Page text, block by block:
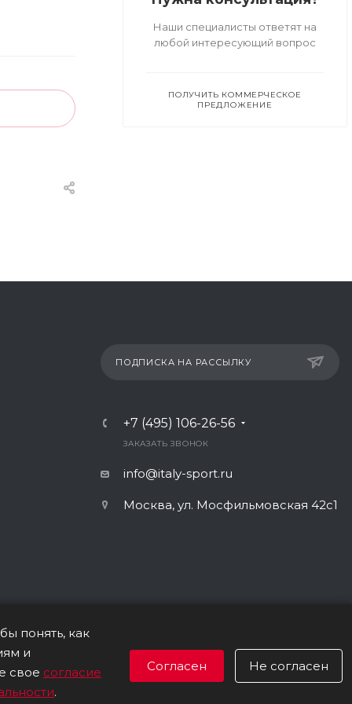
Наши специалисты ответят на
любой интересующий вопрос
ПОЛУЧИТЬ КОММЕРЧЕСКОЕ
ПРЕДЛОЖЕНИЕ
ПОДПИСКА НА РАССЫЛКУ
+7 (495) 106-26-56
ЗАКАЗАТЬ ЗВОНОК
info@italy-sport.ru
Москва, ул. Мосфильмовская 42с1
ВЕРСИЯ ДЛЯ ПЕЧАТИ
ОБРАБОТКИ ПЕРСОНАЛЬНЫХ ДАННЫХ
понять, как
и
свое согласие
.
Согласен Не согласен